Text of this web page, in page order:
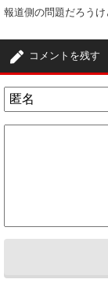
報道側の問題だろうけ
コメントを残す